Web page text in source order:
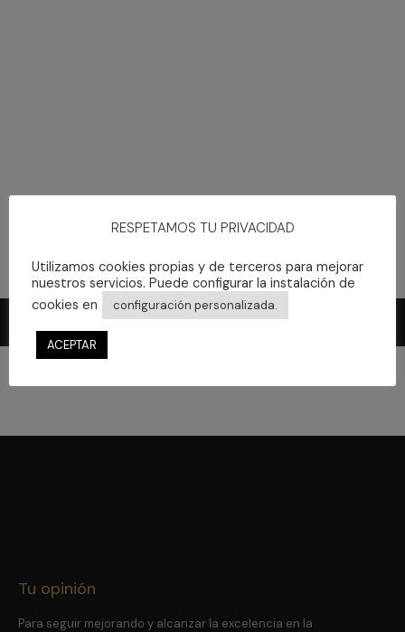
Tu opinión
Para seguir mejorando y alcanzar la excelencia en la
RESPETAMOS TU PRIVACIDAD
Utilizamos cookies propias y de terceros para mejorar
nuestros servicios. Puede configurar la instalación de
cookies en
configuración personalizada.
ACEPTAR